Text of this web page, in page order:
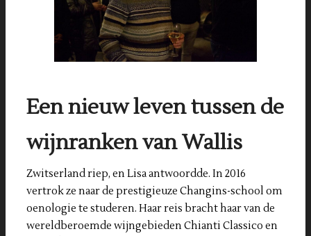
Een nieuw leven tussen de
wijnranken van Wallis
Zwitserland riep, en Lisa antwoordde. In 2016
vertrok ze naar de prestigieuze Changins-school om
oenologie te studeren. Haar reis bracht haar van de
wereldberoemde wijngebieden Chianti Classico en